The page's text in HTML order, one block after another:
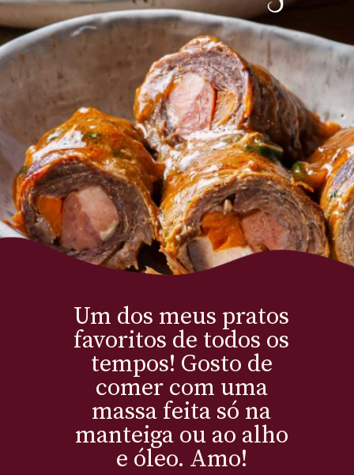
Um dos meus pratos
favoritos de todos os
tempos! Gosto de
comer com uma
massa feita só na
manteiga ou ao alho
e óleo. Amo!